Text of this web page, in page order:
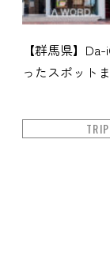
【群馬県】
ったスポットま
TRIP